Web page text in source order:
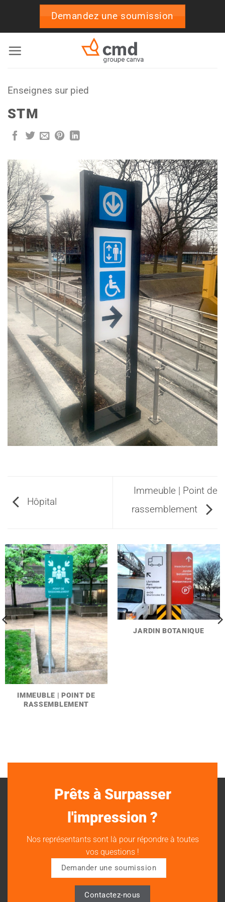
Demandez une soumission
Enseignes sur pied
STM
Hôpital
Immeuble | Point de
rassemblement
IMMEUBLE | POINT DE
RASSEMBLEMENT
JARDIN BOTANIQUE
Prêts à Surpasser
l'impression ?
Nos représentants sont là pour répondre à toutes
vos questions !
Demander une soumission
Contactez-nous